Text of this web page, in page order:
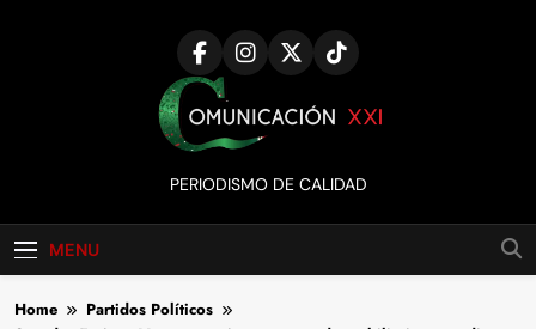
Comunicación
XXI
PERIODISMO DE CALIDAD
MENU
Home
Partidos Políticos